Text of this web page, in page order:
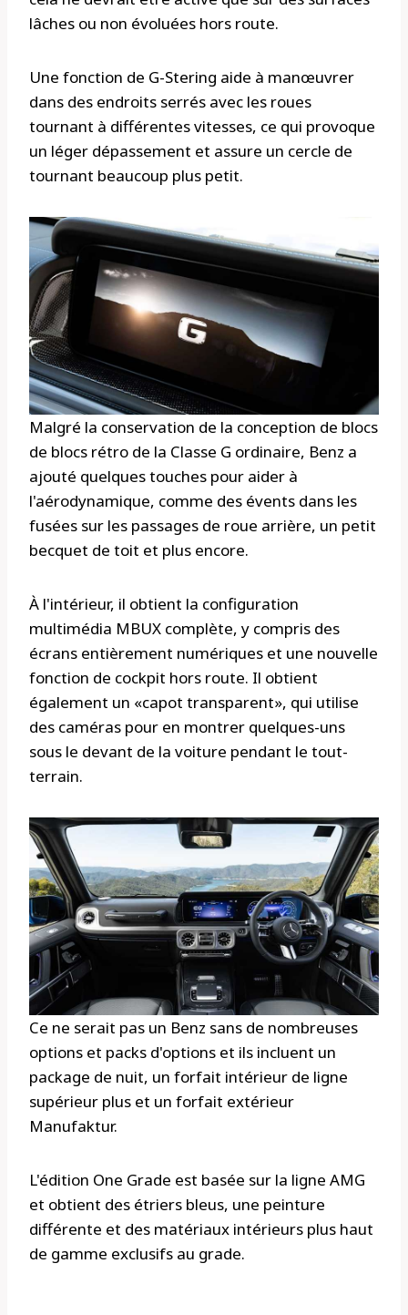
lâches ou non évoluées hors route.
Une fonction de G-Stering aide à manœuvrer
dans des endroits serrés avec les roues
tournant à différentes vitesses, ce qui provoque
un léger dépassement et assure un cercle de
tournant beaucoup plus petit.
Malgré la conservation de la conception de blocs
de blocs rétro de la Classe G ordinaire, Benz a
ajouté quelques touches pour aider à
l'aérodynamique, comme des évents dans les
fusées sur les passages de roue arrière, un petit
becquet de toit et plus encore.
À l'intérieur, il obtient la configuration
multimédia MBUX complète, y compris des
écrans entièrement numériques et une nouvelle
fonction de cockpit hors route. Il obtient
également un «capot transparent», qui utilise
des caméras pour en montrer quelques-uns
sous le devant de la voiture pendant le tout-
terrain.
Ce ne serait pas un Benz sans de nombreuses
options et packs d'options et ils incluent un
package de nuit, un forfait intérieur de ligne
supérieur plus et un forfait extérieur
Manufaktur.
L'édition One Grade est basée sur la ligne AMG
et obtient des étriers bleus, une peinture
différente et des matériaux intérieurs plus haut
de gamme exclusifs au grade.